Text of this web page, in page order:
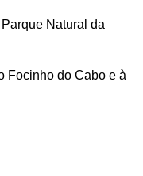
Natural da
Focinho do Cabo e à